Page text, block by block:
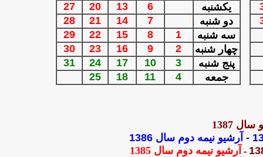
27
20 13 6
یکشنبه
28
21 14 7
دو شنبه
29
22 15 8 1
سه شنبه
30
23 16 9 2
چهار شنبه
31
24 17 10 3
پنج شنبه
25
18 11 4 جمعه
1387
- آرشيو نيمه دوم سال 1386
- آرشيو نيمه دوم سال 1385